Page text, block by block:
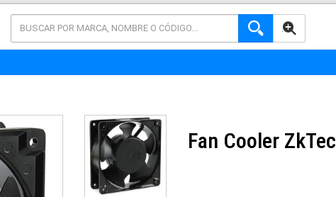
AVANZADA
Fan Cooler